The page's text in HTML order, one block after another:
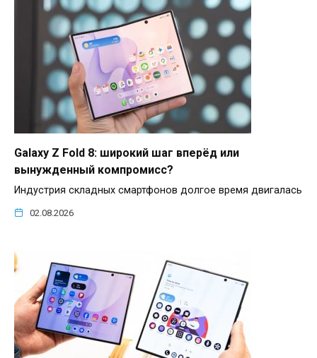
Galaxy Z Fold 8: широкий шаг вперёд или
вынужденный компромисс?
Индустрия складных смартфонов долгое время двигалась
02.08.2026